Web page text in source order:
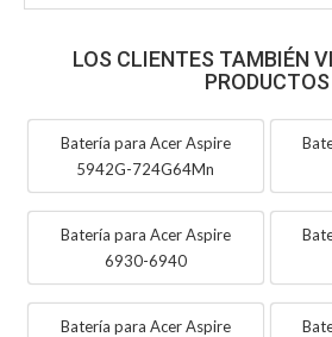
LOS CLIENTES TAMBIÉN
PRODUCTOS
Batería para Acer Aspire
5942G-724G64Mn
Batería para Acer Aspire
6930-6940
Batería para Acer Aspire